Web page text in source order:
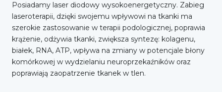
Posiadamy laser diodowy wysokoenergetyczny. Zabieg
laseroterapii, dzięki swojemu wpływowi na tkanki ma
szerokie zastosowanie w terapii podologicznej, poprawia
krążenie, odżywia tkanki, zwiększa syntezę: kolagenu,
białek, RNA, ATP, wpływa na zmiany w potencjale błony
komórkowej w wydzielaniu neuroprzekaźników oraz
poprawiają zaopatrzenie tkanek w tlen.